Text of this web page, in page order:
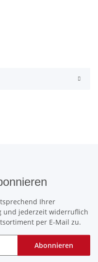
Ihrer
und jederzeit widerruflich
per E-Mail zu.
Abonnieren